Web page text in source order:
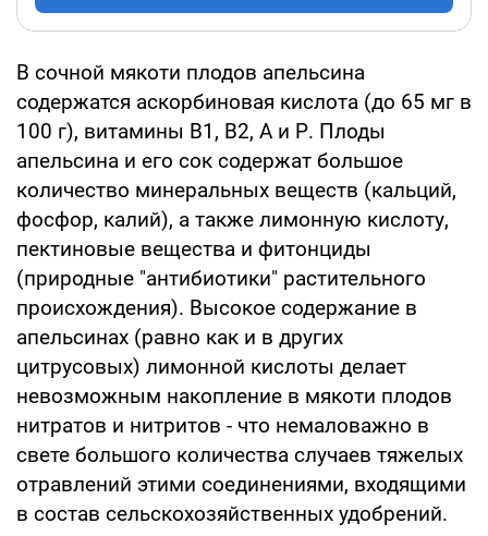
В сочной мякоти плодов апельсина
содержатся аскорбиновая кислота (до 65 мг в
100 г), витамины B1, В2, А и Р. Плоды
апельсина и его сок содержат большое
количество минеральных веществ (кальций,
фосфор, калий), а также лимонную кислоту,
пектиновые вещества и фитонциды
(природные "антибиотики" растительного
происхождения). Высокое содержание в
апельсинах (равно как и в других
цитрусовых) лимонной кислоты делает
невозможным накопление в мякоти плодов
нитратов и нитритов - что немаловажно в
свете большого количества случаев тяжелых
отравлений этими соединениями, входящими
в состав сельскохозяйственных удобрений.